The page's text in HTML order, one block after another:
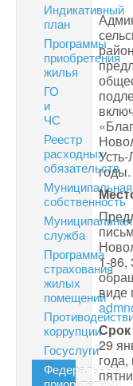
Индикативный
план
Программы
приобретения
жилья
ГО
и
ЧС
Реестр
расходных
обязательств
Муниципальная
собственность
Муниципальная
служба
Программа
страхования
жилых
помещений
коррупции
Госуслуги
Федеральный
годы.
1-86,
виде
29